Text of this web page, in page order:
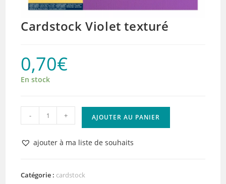
Cardstock Violet texturé
0,70€
En stock
quantité
de
Cardstock
Violet
- + AJOUTER AU PANIER
ajouter à ma liste de souhaits
Catégorie : cardstock